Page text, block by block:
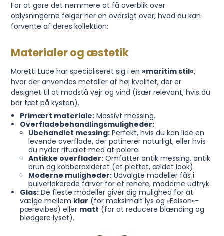
For at gøre det nemmere at få overblik over
oplysningerne følger her en oversigt over, hvad du kan
forvente af deres kollektion:
Materialer og æstetik
Moretti Luce har specialiseret sig i en »maritim stil«,
hvor der anvendes metaller af høj kvalitet, der er
designet til at modstå vejr og vind (især relevant, hvis du
bor tæt på kysten).
Primært materiale:Massivt messing.
Overfladebehandlingsmuligheder:
Ubehandlet messing: Perfekt, hvis du kan lide en
levende overflade, der patinerer naturligt, eller hvis
du nyder ritualet med at polere.
Antikke overflader: Omfatter antik messing, antik
brun og kobberoxideret (et plettet, ældet look).
Moderne muligheder: Udvalgte modeller fås i
pulverlakerede farver for et renere, moderne udtryk.
Glas:De fleste modeller giver dig mulighed for at
vælge mellem klar (for maksimalt lys og »Edison«-
pærevibes) eller matt (for at reducere blænding og
blødgøre lyset).